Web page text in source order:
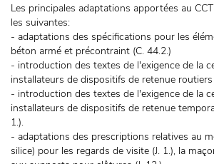
Les principales adaptations apportées au
les suivantes:
- adaptations des spécifications pour les
béton armé et précontraint (C. 44.2.)
- introduction des textes de l'exigence de la
installateurs de dispositifs de retenue routiers
- introduction des textes de l'exigence de la
installateurs de dispositifs de retenue
1.).
- adaptations des prescriptions relatives au
silice) pour les regards de visite (J. 1.), la